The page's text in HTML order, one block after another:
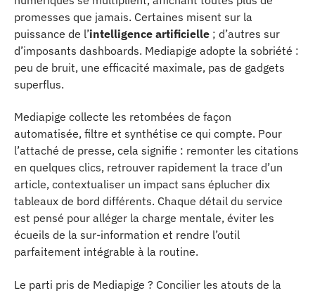
promesses que jamais. Certaines misent sur la
puissance de l’intelligence artificielle ; d’autres sur
d’imposants dashboards. Mediapige adopte la sobriété :
peu de bruit, une efficacité maximale, pas de gadgets
superflus.
Mediapige collecte les retombées de façon
automatisée, filtre et synthétise ce qui compte. Pour
l’attaché de presse, cela signifie : remonter les citations
en quelques clics, retrouver rapidement la trace d’un
article, contextualiser un impact sans éplucher dix
tableaux de bord différents. Chaque détail du service
est pensé pour alléger la charge mentale, éviter les
écueils de la sur-information et rendre l’outil
parfaitement intégrable à la routine.
Le parti pris de Mediapige ? Concilier les atouts de la